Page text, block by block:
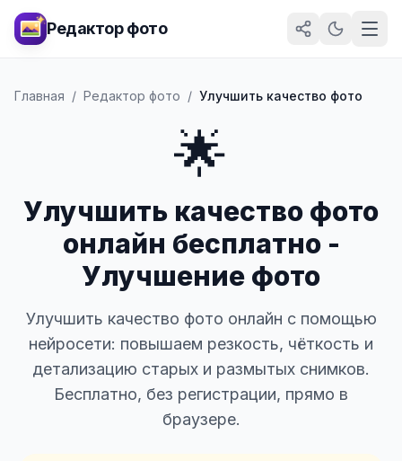
Редактор фото
Главная / Редактор фото / Улучшить качество фото
🌟
Улучшить качество фото
онлайн бесплатно -
Улучшение фото
Улучшить качество фото онлайн с помощью
нейросети: повышаем резкость, чёткость и
детализацию старых и размытых снимков.
Бесплатно, без регистрации, прямо в
браузере.